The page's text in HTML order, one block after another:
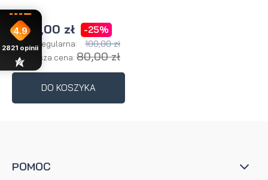
75,00 zł -25%
Cena regularna: 100,00 zł
Najniższa cena: 80,00 zł
DO KOSZYKA
POMOC
4.9
2821 opinii